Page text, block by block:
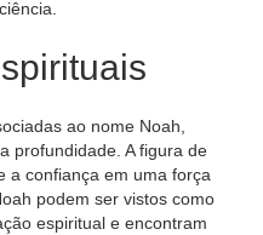
ao nome Noah,
profundidade. A figura de
a confiança em uma força
podem ser vistos como
espiritual e encontram